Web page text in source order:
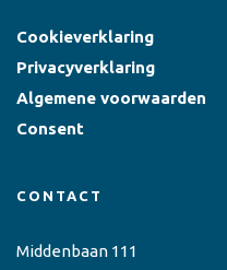
Cookieverklaring
Privacyverklaring
Algemene voorwaarden
Consent
CONTACT
Middenbaan 111